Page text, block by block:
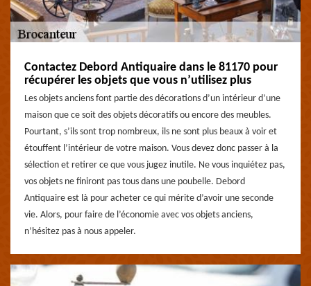
Contactez Debord Antiquaire dans le 81170 pour
récupérer les objets que vous n’utilisez plus
Les objets anciens font partie des décorations d’un intérieur d’une
maison que ce soit des objets décoratifs ou encore des meubles.
Pourtant, s’ils sont trop nombreux, ils ne sont plus beaux à voir et
étouffent l’intérieur de votre maison. Vous devez donc passer à la
sélection et retirer ce que vous jugez inutile. Ne vous inquiétez pas,
vos objets ne finiront pas tous dans une poubelle. Debord
Antiquaire est là pour acheter ce qui mérite d’avoir une seconde
vie. Alors, pour faire de l’économie avec vos objets anciens,
n’hésitez pas à nous appeler.